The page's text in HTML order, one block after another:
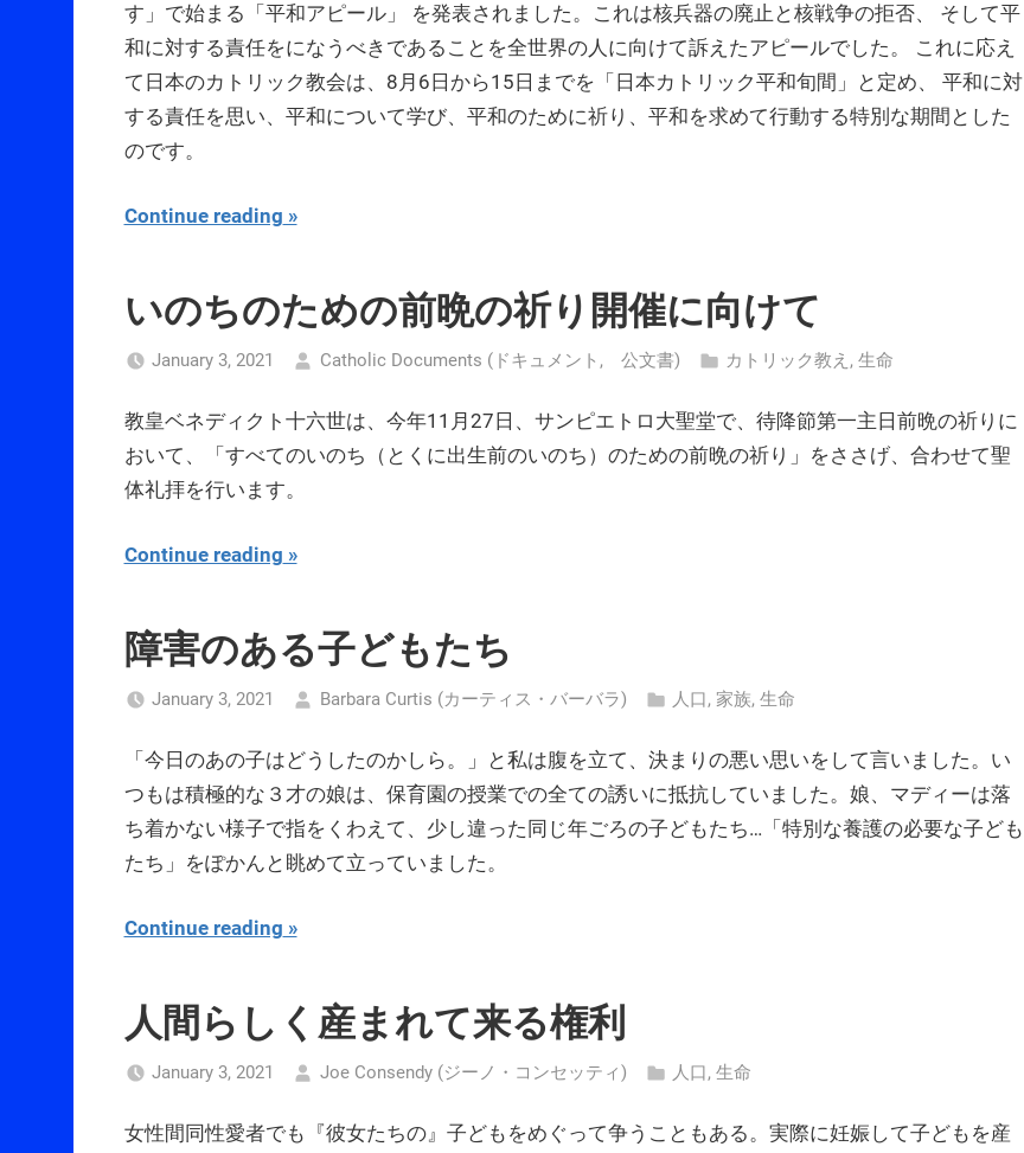
す」で始まる「平和アピール」 を発表されました。これは核兵器の廃止と核戦争の拒否、 そして平
和に対する責任をになうべきであることを全世界の人に向けて訴えたアピールでした。 これに応え
て日本のカトリック教会は、8月6日から15日までを「日本カトリック平和旬間」と定め、 平和に対
する責任を思い、平和について学び、平和のために祈り、平和を求めて行動する特別な期間とした
のです。
Continue reading
いのちのための前晩の祈り開催に向けて
January 3, 2021 Catholic Documents (ドキュメント, 公文書) カトリック教え , 生命
教皇ベネディクト十六世は、今年11月27日、サンピエトロ大聖堂で、待降節第一主日前晩の祈りに
おいて、「すべてのいのち（とくに出生前のいのち）のための前晩の祈り」をささげ、合わせて聖
体礼拝を行います。
Continue reading
障害のある子どもたち
January 3, 2021 Barbara Curtis (カーティス・バーバラ) 人口, 家族, 生命
「今日のあの子はどうしたのかしら。」と私は腹を立て、決まりの悪い思いをして言いました。い
つもは積極的な３才の娘は、保育園の授業での全ての誘いに抵抗していました。娘、マディーは落
ち着かない様子で指をくわえて、少し違った同じ年ごろの子どもたち…「特別な養護の必要な子ども
たち」をぽかんと眺めて立っていました。
Continue reading
人間らしく産まれて来る権利
January 3, 2021 Joe Consendy (ジーノ・コンセッティ) 人口, 生命
女性間同性愛者でも『彼女たちの』子どもをめぐって争うこともある。実際に妊娠して子どもを産